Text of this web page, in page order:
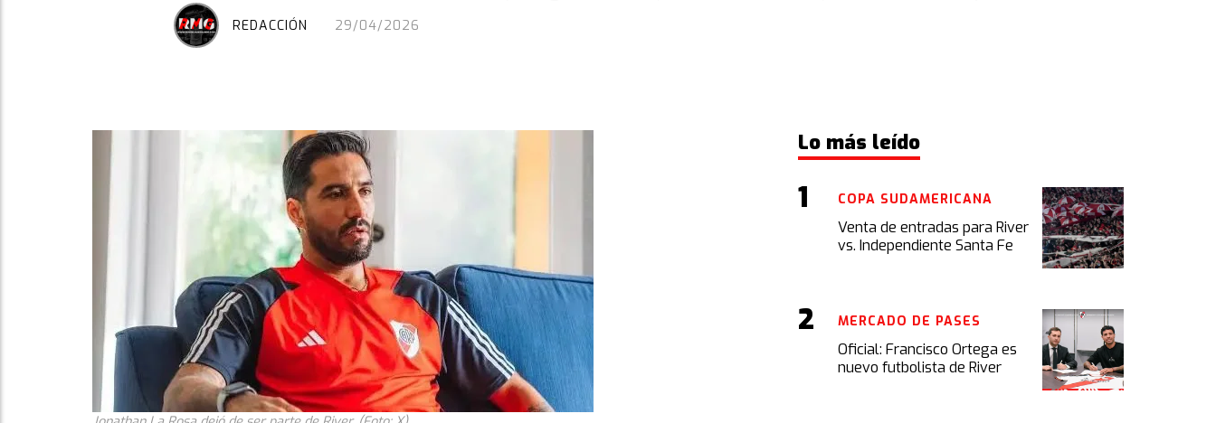
29/04/2026
REDACCIÓN
Lo más leído
Venta de entradas para River
vs. Independiente Santa Fe
COPA SUDAMERICANA
Oficial: Francisco Ortega es
nuevo futbolista de River
MERCADO DE PASES